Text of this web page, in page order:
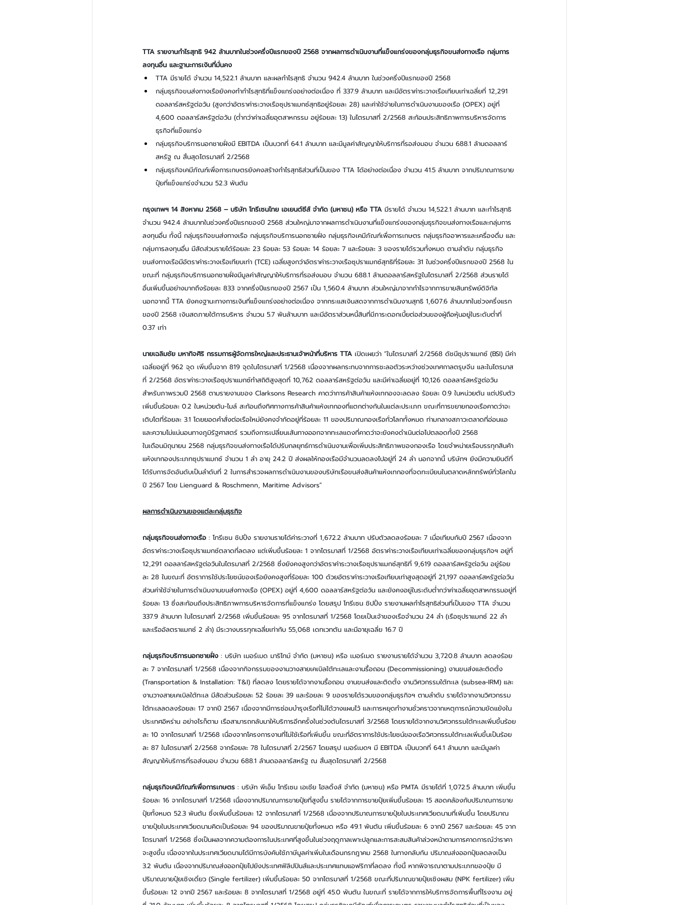
TTA รายงานกำไรสุทธิ 942 ล้านบาทในช่วงครึ่งปีแรกของปี 2568 จากผลการดำเนินงานที่แข็งแกร่งของกลุ่มธุรกิจขนส่งทางเรือ กลุ่มการ
ลงทุนอื่น และฐานะการเงินที่มั่นคง
TTA มีรายได้ จำนวน 14,522.1 ล้านบาท และผลกำไรสุทธิ จำนวน 942.4 ล้านบาท ในช่วงครึ่งปีแรกของปี 2568
กลุ่มธุรกิจขนส่งทางเรือยังคงทำกำไรสุทธิที่แข็งแกร่งอย่างต่อเนื่อง ที่ 337.9 ล้านบาท และมีอัตราค่าระวางเรือเทียบเท่าเฉลี่ยที่ 12,291
ดอลลาร์สหรัฐต่อวัน (สูงกว่าอัตราค่าระวางเรือซุปราแมกซ์สุทธิอยู่ร้อยละ 28) และค่าใช้จ่ายในการดำเนินงานของเรือ (OPEX) อยู่ที่
4,600 ดอลลาร์สหรัฐต่อวัน (ต่ำกว่าค่าเฉลี่ยอุตสาหกรรม อยู่ร้อยละ 13) ในไตรมาสที่ 2/2568 สะท้อนประสิทธิภาพการบริหารจัดการ
ธุรกิจที่แข็งแกร่ง
กลุ่มธุรกิจบริการนอกชายฝั่งมี EBITDA เป็นบวกที่ 64.1 ล้านบาท และมีมูลค่าสัญญาให้บริการที่รอส่งมอบ จำนวน 688.1 ล้านดอลลาร์
สหรัฐ ณ สิ้นสุดไตรมาสที่ 2/2568
กลุ่มธุรกิจเคมีภัณฑ์เพื่อการเกษตรยังคงสร้างกำไรสุทธิส่วนที่เป็นของ TTA ได้อย่างต่อเนื่อง จำนวน 41.5 ล้านบาท จากปริมาณการขาย
ปุ๋ยที่แข็งแกร่งจำนวน 52.3 พันตัน
กรุงเทพฯ 14 สิงหาคม 2568 – บริษัท โทรีเซนไทย เอเยนต์ซีส์ จำกัด (มหาชน) หรือ TTA มีรายได้ จำนวน 14,522.1 ล้านบาท และกำไรสุทธิ
จำนวน 942.4 ล้านบาทในช่วงครึ่งปีแรกของปี 2568 ส่วนใหญ่มาจากผลการดำเนินงานที่แข็งแกร่งของกลุ่มธุรกิจขนส่งทางเรือและกลุ่มการ
ลงทุนอื่น ทั้งนี้ กลุ่มธุรกิจขนส่งทางเรือ กลุ่มธุรกิจบริการนอกชายฝั่ง กลุ่มธุรกิจเคมีภัณฑ์เพื่อการเกษตร กลุ่มธุรกิจอาหารและเครื่องดื่ม และ
กลุ่มการลงทุนอื่น มีสัดส่วนรายได้ร้อยละ 23 ร้อยละ 53 ร้อยละ 14 ร้อยละ 7 และร้อยละ 3 ของรายได้รวมทั้งหมด ตามลำดับ กลุ่มธุรกิจ
ขนส่งทางเรือมีอัตราค่าระวางเรือเทียบเท่า (TCE) เฉลี่ยสูงกว่าอัตราค่าระวางเรือซุปราแมกซ์สุทธิที่ร้อยละ 31 ในช่วงครึ่งปีแรกของปี 2568 ใน
ขณะที่ กลุ่มธุรกิจบริการนอกชายฝั่งมีมูลค่าสัญญาให้บริการที่รอส่งมอบ จำนวน 688.1 ล้านดอลลาร์สหรัฐในไตรมาสที่ 2/2568 ส่วนรายได้
อื่นเพิ่มขึ้นอย่างมากถึงร้อยละ 833 จากครึ่งปีแรกของปี 2567 เป็น 1,560.4 ล้านบาท ส่วนใหญ่มาจากกำไรจากการขายสินทรัพย์ดิจิทัล
นอกจากนี้ TTA ยังคงฐานะทางการเงินที่แข็งแกร่งอย่างต่อเนื่อง จากกระแสเงินสดจากการดำเนินงานสุทธิ 1,607.6 ล้านบาทในช่วงครึ่งแรก
ของปี 2568 เงินสดภายใต้การบริหาร จำนวน 5.7 พันล้านบาท และมีอัตราส่วนหนี้สินที่มีภาระดอกเบี้ยต่อส่วนของผู้ถือหุ้นอยู่ในระดับต่ำที่
0.37 เท่า
นายเฉลิมชัย มหากิจศิริ กรรมการผู้จัดการใหญ่และประธานเจ้าหน้าที่บริหาร TTA เปิดเผยว่า “ในไตรมาสที่ 2/2568 ดัชนีซุปราแมกซ์ (BSI) มีค่า
เฉลี่ยอยู่ที่ 962 จุด เพิ่มขึ้นจาก 819 จุดในไตรมาสที่ 1/2568 เนื่องจากผลกระทบจากการชะลอตัวระหว่างช่วงเทศกาลตรุษจีน และในไตรมาส
ที่ 2/2568 อัตราค่าระวางเรือซุปราแมกซ์ทำสถิติสูงสุดที่ 10,762 ดอลลาร์สหรัฐต่อวัน และมีค่าเฉลี่ยอยู่ที่ 10,126 ดอลลาร์สหรัฐต่อวัน
สำหรับภาพรวมปี 2568 ตามรายงานของ Clarksons Research คาดว่าการค้าสินค้าแห้งเทกองจะลดลง ร้อยละ 0.9 ในหน่วยตัน แต่ปรับตัว
เพิ่มขึ้นร้อยละ 0.2 ในหน่วยตัน-ไมล์ สะท้อนถึงทิศทางการค้าสินค้าแห้งเทกองที่แตกต่างกันในแต่ละประเภท ขณะที่การขยายกองเรือคาดว่าจะ
เติบโตที่ร้อยละ 3.1 โดยยอดคำสั่งต่อเรือใหม่ยังคงจำกัดอยู่ที่ร้อยละ 11 ของปริมาณกองเรือทั่วโลกทั้งหมด ท่ามกลางสภาวะตลาดที่อ่อนแอ
และความไม่แน่นอนทางภูมิรัฐศาสตร์ รวมถึงการเปลี่ยนเส้นทางออกจากทะเลแดงที่คาดว่าจะยังคงดำเนินต่อไปตลอดทั้งปี 2568
ในเดือนมิถุนายน 2568 กลุ่มธุรกิจขนส่งทางเรือได้ปรับกลยุทธ์การดำเนินงานเพื่อเพิ่มประสิทธิภาพของกองเรือ โดยจำหน่ายเรือบรรทุกสินค้า
แห้งเทกองประเภทซุปราแมกซ์ จำนวน 1 ลำ อายุ 24.2 ปี ส่งผลให้กองเรือมีจำนวนลดลงไปอยู่ที่ 24 ลำ นอกจากนี้ บริษัทฯ ยังมีความยินดีที่
ได้รับการจัดอันดับเป็นลำดับที่ 2 ในการสำรวจผลการดำเนินงานของบริษัทเรือขนส่งสินค้าแห้งเทกองที่จดทะเบียนในตลาดหลักทรัพย์ทั่วโลกใน
ปี 2567 โดย Lienguard & Roschmenn, Maritime Advisors”
ผลการดำเนินงานของแต่ละกลุ่มธุรกิจ
กลุ่มธุรกิจขนส่งทางเรือ : โทรีเซน ชิปปิ้ง รายงานรายได้ค่าระวางที่ 1,672.2 ล้านบาท ปรับตัวลดลงร้อยละ 7 เมื่อเทียบกับปี 2567 เนื่องจาก
อัตราค่าระวางเรือซุปราแมกซ์ตลาดที่ลดลง แต่เพิ่มขึ้นร้อยละ 1 จากไตรมาสที่ 1/2568 อัตราค่าระวางเรือเทียบเท่าเฉลี่ยของกลุ่มธุรกิจฯ อยู่ที่
12,291 ดอลลาร์สหรัฐต่อวันในไตรมาสที่ 2/2568 ซึ่งยังคงสูงกว่าอัตราค่าระวางเรือซุปราแมกซ์สุทธิที่ 9,619 ดอลลาร์สหรัฐต่อวัน อยู่ร้อย
ละ 28 ในขณะที่ อัตราการใช้ประโยชน์ของเรือยังคงสูงที่ร้อยละ 100 ด้วยอัตราค่าระวางเรือเทียบเท่าสูงสุดอยู่ที่ 21,197 ดอลลาร์สหรัฐต่อวัน
ส่วนค่าใช้จ่ายในการดำเนินงานขนส่งทางเรือ (OPEX) อยู่ที่ 4,600 ดอลลาร์สหรัฐต่อวัน และยังคงอยู่ในระดับต่ำกว่าค่าเฉลี่ยอุตสาหกรรมอยู่ที่
ร้อยละ 13 ซึ่งสะท้อนถึงประสิทธิภาพการบริหารจัดการที่แข็งแกร่ง โดยสรุป โทรีเซน ชิปปิ้ง รายงานผลกำไรสุทธิส่วนที่เป็นของ TTA จำนวน
337.9 ล้านบาท ในไตรมาสที่ 2/2568 เพิ่มขึ้นร้อยละ 95 จากไตรมาสที่ 1/2568 โดยเป็นเจ้าของเรือจำนวน 24 ลำ (เรือซุปราแมกซ์ 22 ลำ
และเรืออัลตราแมกซ์ 2 ลำ) มีระวางบรรทุกเฉลี่ยเท่ากับ 55,068 เดทเวทตัน และมีอายุเฉลี่ย 16.7 ปี
กลุ่มธุรกิจบริการนอกชายฝั่ง : บริษัท เมอร์เมด มาริไทม์ จำกัด (มหาชน) หรือ เมอร์เมด รายงานรายได้จำนวน 3,720.8 ล้านบาท ลดลงร้อย
ละ 7 จากไตรมาสที่ 1/2568 เนื่องจากกิจกรรมของงานวางสายเคเบิลใต้ทะเลและงานรื้อถอน (Decommissioning) งานขนส่งและติดตั้ง
(Transportation & Installation: T&I) ที่ลดลง โดยรายได้จากงานรื้อถอน งานขนส่งและติดตั้ง งานวิศวกรรมใต้ทะเล (subsea-IRM) และ
งานวางสายเคเบิลใต้ทะเล มีสัดส่วนร้อยละ 52 ร้อยละ 39 และร้อยละ 9 ของรายได้รวมของกลุ่มธุรกิจฯ ตามลำดับ รายได้จากงานวิศวกรรม
ใต้ทะเลลดลงร้อยละ 17 จากปี 2567 เนื่องจากมีการซ่อมบำรุงเรือที่ไม่ได้วางแผนไว้ และการหยุดทำงานชั่วคราวจากเหตุการณ์ความขัดแย้งใน
ประเทศอิหร่าน อย่างไรก็ตาม เรือสามารถกลับมาให้บริการอีกครั้งในช่วงต้นไตรมาสที่ 3/2568 โดยรายได้จากงานวิศวกรรมใต้ทะเลเพิ่มขึ้นร้อย
ละ 10 จากไตรมาสที่ 1/2568 เนื่องจากโครงการงานที่ไม่ใช้เรือที่เพิ่มขึ้น ขณะที่อัตราการใช้ประโยชน์ของเรือวิศวกรรมใต้ทะเลเพิ่มขึ้นเป็นร้อย
ละ 87 ในไตรมาสที่ 2/2568 จากร้อยละ 78 ในไตรมาสที่ 2/2567 โดยสรุป เมอร์เมดฯ มี EBITDA เป็นบวกที่ 64.1 ล้านบาท และมีมูลค่า
สัญญาให้บริการที่รอส่งมอบ จำนวน 688.1 ล้านดอลลาร์สหรัฐ ณ สิ้นสุดไตรมาสที่ 2/2568
กลุ่มธุรกิจเคมีภัณฑ์เพื่อการเกษตร : บริษัท พีเอ็ม โทรีเซน เอเชีย โฮลดิ้งส์ จำกัด (มหาชน) หรือ PMTA มีรายได้ที่ 1,072.5 ล้านบาท เพิ่มขึ้น
ร้อยละ 16 จากไตรมาสที่ 1/2568 เนื่องจากปริมาณการขายปุ๋ยที่สูงขึ้น รายได้จากการขายปุ๋ยเพิ่มขึ้นร้อยละ 15 สอดคล้องกับปริมาณการขาย
ปุ๋ยทั้งหมด 52.3 พันตัน ซึ่งเพิ่มขึ้นร้อยละ 12 จากไตรมาสที่ 1/2568 เนื่องจากปริมาณการขายปุ๋ยในประเทศเวียดนามที่เพิ่มขึ้น โดยปริมาณ
ขายปุ๋ยในประเทศเวียดนามคิดเป็นร้อยละ 94 ของปริมาณขายปุ๋ยทั้งหมด หรือ 49.1 พันตัน เพิ่มขึ้นร้อยละ 6 จากปี 2567 และร้อยละ 45 จาก
ไตรมาสที่ 1/2568 ซึ่งเป็นผลจากความต้องการในประเทศที่สูงขึ้นในช่วงฤดูกาลเพาะปลูกและการสะสมสินค้าล่วงหน้าตามการคาดการณ์ว่าราคา
จะสูงขึ้น เนื่องจากในประเทศเวียดนามได้มีการบังคับใช้ภาษีมูลค่าเพิ่มในเดือนกรกฎาคม 2568 ในทางกลับกัน ปริมาณส่งออกปุ๋ยลดลงเป็น
3.2 พันตัน เนื่องจากปริมาณส่งออกปุ๋ยไปยังประเทศฟิลิปปินส์และประเทศแทบแอฟริกาที่ลดลง ทั้งนี้ หากพิจารณาตามประเภทของปุ๋ย มี
ปริมาณขายปุ๋ยเชิงเดี่ยว (Single fertilizer) เพิ่มขึ้นร้อยละ 50 จากไตรมาสที่ 1/2568 ขณะที่ปริมาณขายปุ๋ยเชิงผสม (NPK fertilizer) เพิ่ม
ขึ้นร้อยละ 12 จากปี 2567 และร้อยละ 8 จากไตรมาสที่ 1/2568 อยู่ที่ 45.0 พันตัน ในขณะที่ รายได้จากการให้บริการจัดการพื้นที่โรงงาน อยู่